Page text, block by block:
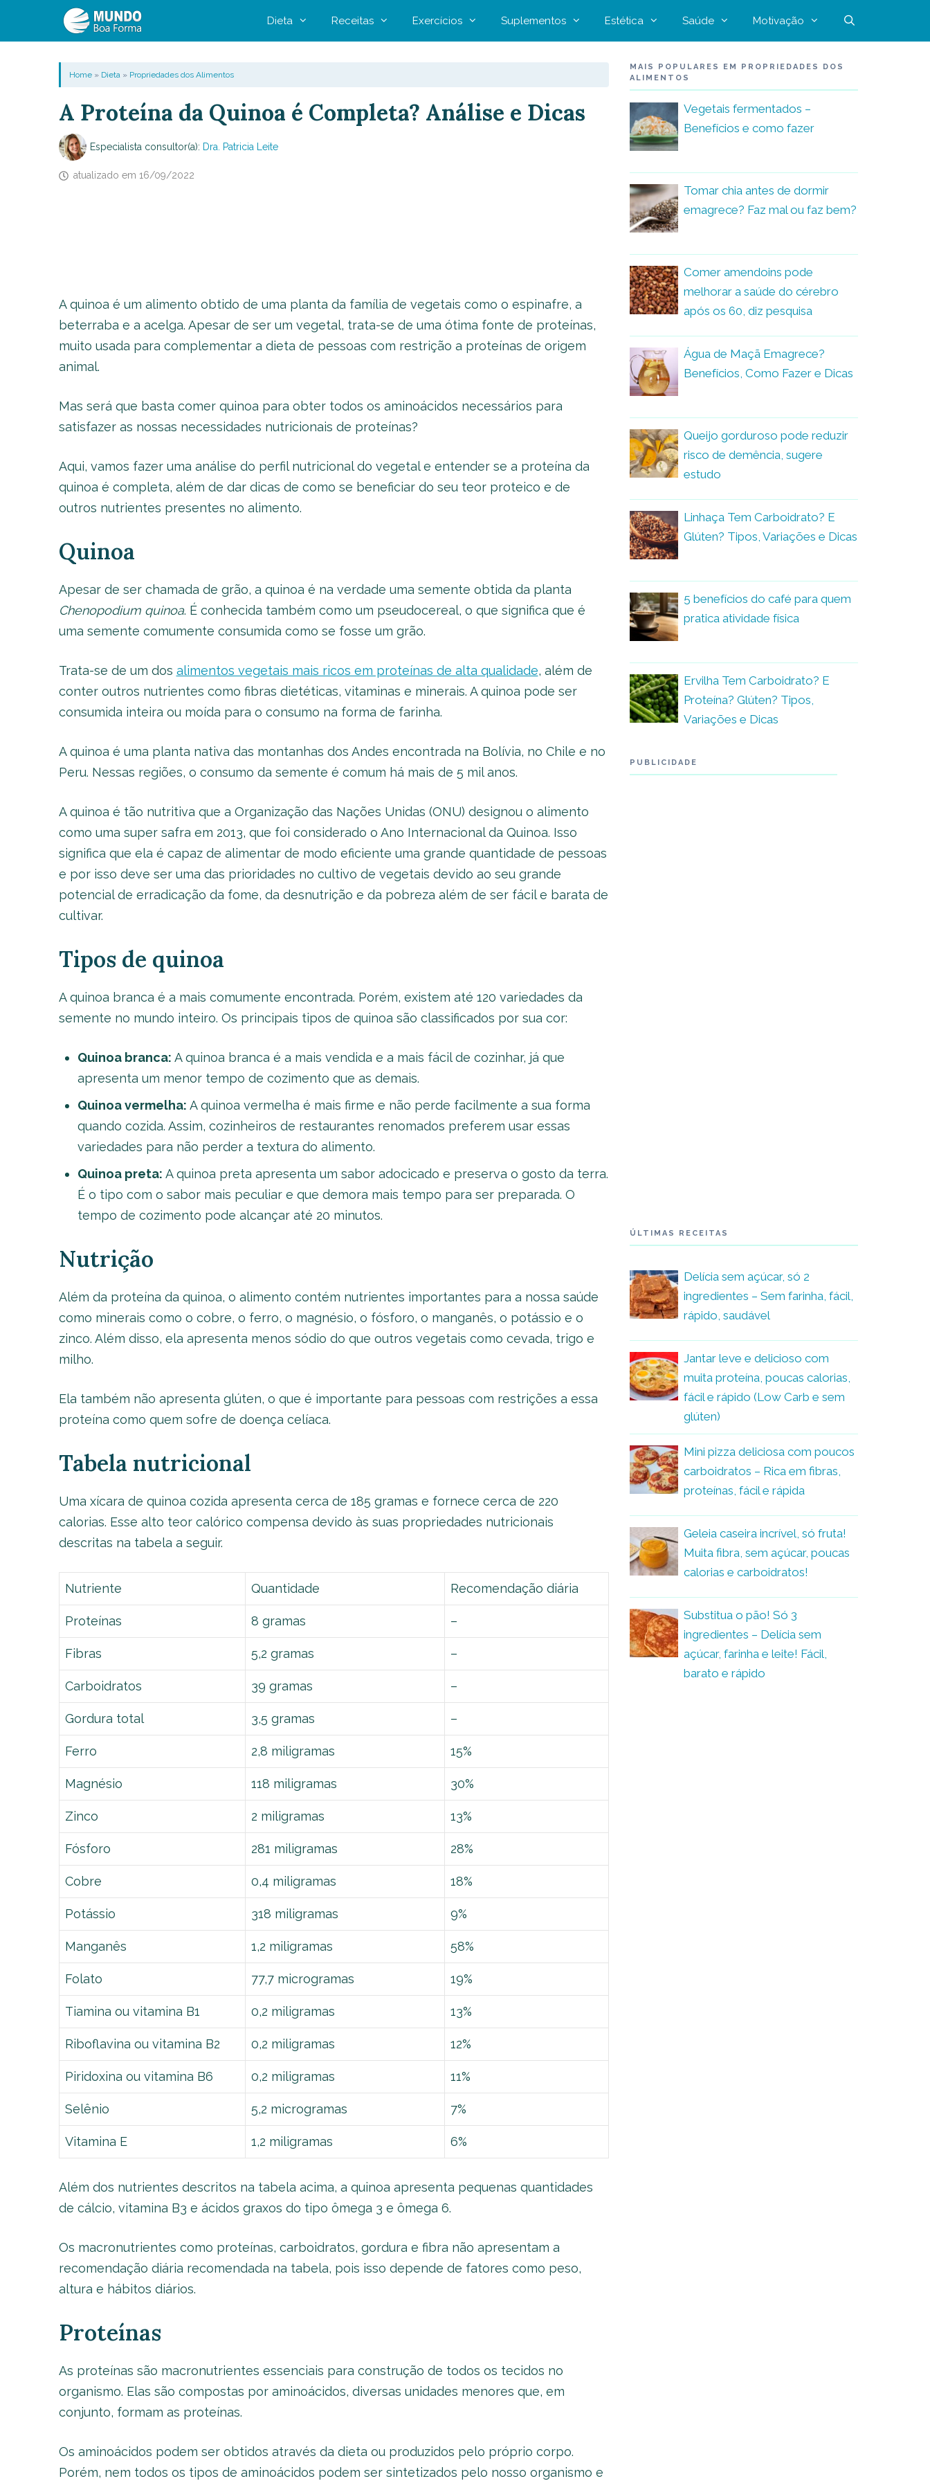
Dieta Receitas Exercícios Suplementos Estética Saúde Motivação
Home» Dieta» Propriedades dos Alimentos
A Proteína da Quinoa é Completa? Análise e Dicas
Especialista consultor(a): Dra. Patricia Leite
atualizado em 16/09/2022
A quinoa é um alimento obtido de uma planta da família de vegetais como o espinafre, a
beterraba e a acelga. Apesar de ser um vegetal, trata-se de uma ótima fonte de proteínas,
muito usada para complementar a dieta de pessoas com restrição a proteínas de origem
animal.
Mas será que basta comer quinoa para obter todos os aminoácidos necessários para
satisfazer as nossas necessidades nutricionais de proteínas?
Aqui, vamos fazer uma análise do perfil nutricional do vegetal e entender se a proteína da
quinoa é completa, além de dar dicas de como se beneficiar do seu teor proteico e de
outros nutrientes presentes no alimento.
Quinoa
Apesar de ser chamada de grão, a quinoa é na verdade uma semente obtida da planta
Chenopodium quinoa. É conhecida também como um pseudocereal, o que significa que é
uma semente comumente consumida como se fosse um grão.
Trata-se de um dos alimentos vegetais mais ricos em proteínas de alta qualidade, além de
conter outros nutrientes como fibras dietéticas, vitaminas e minerais. A quinoa pode ser
consumida inteira ou moída para o consumo na forma de farinha.
A quinoa é uma planta nativa das montanhas dos Andes encontrada na Bolívia, no Chile e no
Peru. Nessas regiões, o consumo da semente é comum há mais de 5 mil anos.
A quinoa é tão nutritiva que a Organização das Nações Unidas (ONU) designou o alimento
como uma super safra em 2013, que foi considerado o Ano Internacional da Quinoa. Isso
significa que ela é capaz de alimentar de modo eficiente uma grande quantidade de pessoas
e por isso deve ser uma das prioridades no cultivo de vegetais devido ao seu grande
potencial de erradicação da fome, da desnutrição e da pobreza além de ser fácil e barata de
cultivar.
Tipos de quinoa
A quinoa branca é a mais comumente encontrada. Porém, existem até 120 variedades da
semente no mundo inteiro. Os principais tipos de quinoa são classificados por sua cor:
Quinoa branca: A quinoa branca é a mais vendida e a mais fácil de cozinhar, já que
apresenta um menor tempo de cozimento que as demais.
Quinoa vermelha: A quinoa vermelha é mais firme e não perde facilmente a sua forma
quando cozida. Assim, cozinheiros de restaurantes renomados preferem usar essas
variedades para não perder a textura do alimento.
Quinoa preta: A quinoa preta apresenta um sabor adocicado e preserva o gosto da terra.
É o tipo com o sabor mais peculiar e que demora mais tempo para ser preparada. O
tempo de cozimento pode alcançar até 20 minutos.
Nutrição
Além da proteína da quinoa, o alimento contém nutrientes importantes para a nossa saúde
como minerais como o cobre, o ferro, o magnésio, o fósforo, o manganês, o potássio e o
zinco. Além disso, ela apresenta menos sódio do que outros vegetais como cevada, trigo e
milho.
Ela também não apresenta glúten, o que é importante para pessoas com restrições a essa
proteína como quem sofre de doença celíaca.
Tabela nutricional
Uma xícara de quinoa cozida apresenta cerca de 185 gramas e fornece cerca de 220
calorias. Esse alto teor calórico compensa devido às suas propriedades nutricionais
descritas na tabela a seguir.
Nutriente Quantidade Recomendação diária
Proteínas 8 gramas –
Fibras 5,2 gramas –
Carboidratos 39 gramas –
Gordura total 3,5 gramas –
Ferro 2,8 miligramas 15%
Magnésio 118 miligramas 30%
Zinco 2 miligramas 13%
Fósforo 281 miligramas 28%
Cobre 0,4 miligramas 18%
Potássio 318 miligramas 9%
Manganês 1,2 miligramas 58%
Folato 77,7 microgramas 19%
Tiamina ou vitamina B1 0,2 miligramas 13%
Riboflavina ou vitamina B2 0,2 miligramas 12%
Piridoxina ou vitamina B6 0,2 miligramas 11%
Selênio 5,2 microgramas 7%
Vitamina E 1,2 miligramas 6%
Além dos nutrientes descritos na tabela acima, a quinoa apresenta pequenas quantidades
de cálcio, vitamina B3 e ácidos graxos do tipo ômega 3 e ômega 6.
Os macronutrientes como proteínas, carboidratos, gordura e fibra não apresentam a
recomendação diária recomendada na tabela, pois isso depende de fatores como peso,
altura e hábitos diários.
Proteínas
As proteínas são macronutrientes essenciais para construção de todos os tecidos no
organismo. Elas são compostas por aminoácidos, diversas unidades menores que, em
conjunto, formam as proteínas.
Os aminoácidos podem ser obtidos através da dieta ou produzidos pelo próprio corpo.
Porém, nem todos os tipos de aminoácidos podem ser sintetizados pelo nosso organismo e
MAIS POPULARES EM PROPRIEDADES DOS
ALIMENTOS
Vegetais fermentados –
Benefícios e como fazer
Tomar chia antes de dormir
emagrece? Faz mal ou faz bem?
Comer amendoins pode
melhorar a saúde do cérebro
após os 60, diz pesquisa
Água de Maçã Emagrece?
Benefícios, Como Fazer e Dicas
Queijo gorduroso pode reduzir
risco de demência, sugere
estudo
Linhaça Tem Carboidrato? E
Glúten? Tipos, Variações e Dicas
5 benefícios do café para quem
pratica atividade física
Ervilha Tem Carboidrato? E
Proteína? Glúten? Tipos,
Variações e Dicas
PUBLICIDADE
ÚLTIMAS RECEITAS
Delícia sem açúcar, só 2
ingredientes – Sem farinha, fácil,
rápido, saudável
Jantar leve e delicioso com
muita proteína, poucas calorias,
fácil e rápido (Low Carb e sem
glúten)
Mini pizza deliciosa com poucos
carboidratos – Rica em fibras,
proteínas, fácil e rápida
Geleia caseira incrível, só fruta!
Muita fibra, sem açúcar, poucas
calorias e carboidratos!
Substitua o pão! Só 3
ingredientes – Delícia sem
açúcar, farinha e leite! Fácil,
barato e rápido